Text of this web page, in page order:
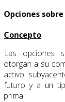
Opciones
Concepto
Las opciones
otorgan a su
activo
futuro y a un
prima.